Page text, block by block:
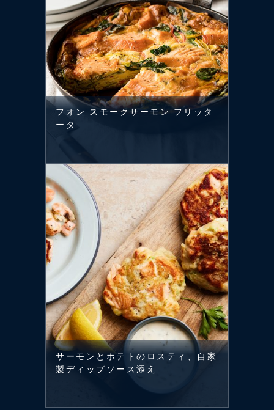
フオン スモークサーモン フリッタ
ータ
サーモンとポテトのロスティ、自家
製ディップソース添え